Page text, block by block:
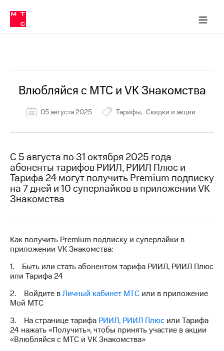
связь
Сервисы и подписки
30% на связь
кабинеты
Мобильная
и
Спутниковое
ТВ
Деньги
связь
Перенести
номер
в МТС
Тарифы
Роуминг
Семейная
группа
Заказать
SIM-
карту
Оформить
eSIM
в МТС
Услуги
Роуминг
кабинет
Скачать
приложение
Мой
МТС
Акции
Тарифы
РИИЛ
и МТС
Супер
дешевле
при
оплате
с карты
МТС
Влюбляйся с МТС и VK Знакомства
05 августа 2025 Тарифы Скидки и акции
С 5 августа по 31 октября 2025 года
абоненты тарифов РИИЛ, РИИЛ Плюс и
Тарифа 24 могут получить Premium подписку
на 7 дней и 10 суперлайков в приложении VK
Знакомства
Как получить Premium подписку и суперлайки в
приложении VK Знакомства:
1. Быть или стать абонентом тарифа РИИЛ, РИИЛ Плюс
или Тарифа 24
2. Войдите вЛичный кабинет МТС или в приложение
Мой МТС
3. На странице тарифа РИИЛ, РИИЛ Плюс или Тарифа
24 нажать «Получить», чтобы принять участие в акции
«Влюбляйся с МТС и VK Знакомства»